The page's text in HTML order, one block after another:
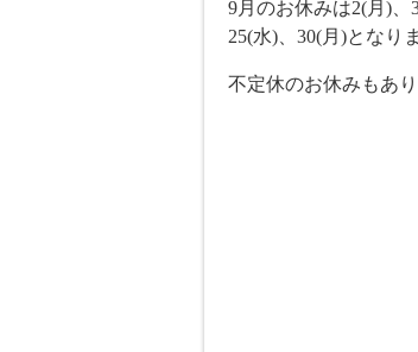
9月のお休みは2(月)、
25(水)、30(月)となり
不定休のお休みもあ